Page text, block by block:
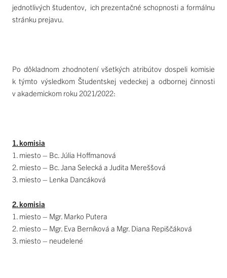
jednotlivých študentov, ich prezentačné schopnosti a formálnu
stránku prejavu.
Po dôkladnom zhodnotení všetkých atribútov dospeli komisie
k týmto výsledkom Študentskej vedeckej a odbornej činnosti
v akademickom roku 2021/2022:
1. komisia
1. miesto – Bc. Júlia Hoffmanová
2. miesto – Bc. Jana Selecká a Judita Mereššová
3. miesto – Lenka Dancáková
2. komisia
1. miesto – Mgr. Marko Putera
2. miesto – Mgr. Eva Berníková a Mgr. Diana Repiščáková
3. miesto – neudelené